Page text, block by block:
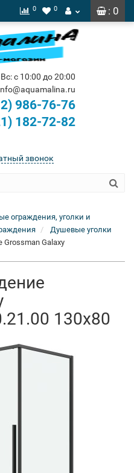
: 0
0 0
с 10:00 до 20:00
986-76-76
182-72-82
звонок
ограждения, уголки и
Душевые уголки
Galaxy
130x80